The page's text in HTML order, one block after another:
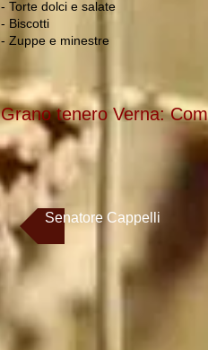
- Torte dolci e salate
- Biscotti
- Zuppe e minestre
Grano tenero Verna:
Senatore Cappelli